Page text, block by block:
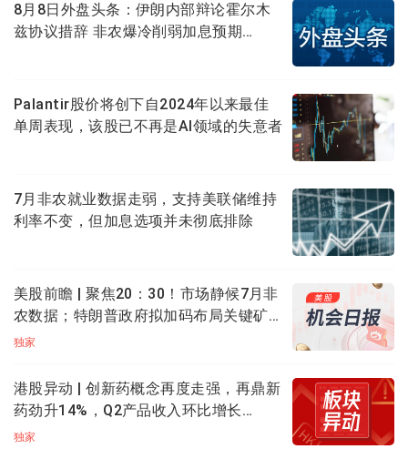
此外，若想要查看股票公司具体的财报数据，
可以点击
每一个栏目后的“箭头”，即可跳转到详情页，页面顶部
有年报、中报、一季度、三季度等选项供选择，就能根
据不同时间段来进行数据细查，十分好用~
8月8日外盘头条：伊朗内部辩论霍尔木
兹协议措辞 非农爆冷削弱加息预期
Palantir股价将创下自2024年以来最佳
单周表现，该股已不再是AI领域的失意者
7月非农就业数据走弱，支持美联储维持
利率不变，但加息选项并未彻底排除
美股前瞻 | 聚焦20：30！市场静候7月非
农数据；特朗普政府拟加码布局关键矿
产；应用光电计划大规模扩产，光通信
独家
港股异动 | 创新药概念再度走强，再鼎新
药劲升14%，Q2产品收入环比增长
11%；药明生物升逾5%，百济神州升逾
独家